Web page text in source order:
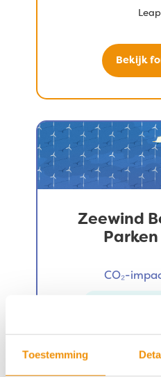
Toestemming
Bekijk
Zeewind
Parken
CO₂-